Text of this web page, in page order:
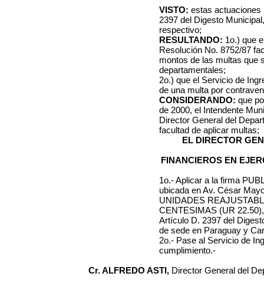
VISTO: estas actuaciones
2397 del Digesto
respectivo;
RESULTANDO: 1o.) que
Resolución No. 8752/87
montos de las multas que
departamentales;
2o.) que el Servicio de
de una multa por
CONSIDERANDO: que
de 2000, el Intendente
Director General del
facultad de aplicar multas;
EL DIRECTOR
FINANCIEROS EN
1o.- Aplicar a la firma
ubicada enAv. César
UNIDADES
CENTESIMAS (UR 22.50)
Artículo D. 2397 del
de sede en Paraguay y
2o.- Pase al Servicio de
cumplimiento.-
Cr. ALFREDO ASTI, Director General del